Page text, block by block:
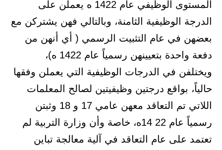
المستوى الوظيفي عام 1422 ه يعملن على
الدرجة الوظيفية الثامنة، وبالتالي فهن يشتركن مع
بعضهن في عام التثبيت الرسمي ( أي أنهن من
دفعة واحدة بتعيينهن رسمياً عام 1422 ه)،
ويختلفن في الدرجات الوظيفية التي يعملن وفقها
حالياً، بواقع درجتين وظيفيتين لصالح المعلمات
اللاتي تم التعاقد معهن عامي 17 و 18 وثبتن
رسمياً عام 22 14ه، خاصة وأن وزارة التربية لم
تعتمد على عام التعاقد في آلية معالجة تباين